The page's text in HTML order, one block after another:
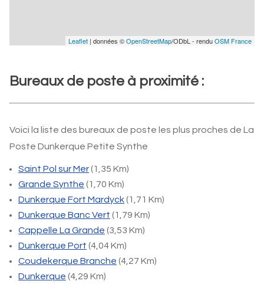
Leaflet | données ©OpenStreetMap/ODbL - renduOSM France
Bureaux de poste à proximité :
Voici la liste des bureaux de poste les plus proches de La
Poste Dunkerque Petite Synthe
Saint Pol sur Mer(1,35 Km)
Grande Synthe (1,70 Km)
Dunkerque Fort Mardyck(1,71 Km)
Dunkerque Banc Vert (1,79 Km)
Cappelle La Grande (3,53 Km)
Dunkerque Port (4,04 Km)
Coudekerque Branche (4,27 Km)
Dunkerque (4,29 Km)